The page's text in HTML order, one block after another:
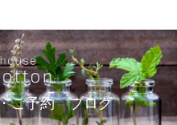
ご予約 ブログ